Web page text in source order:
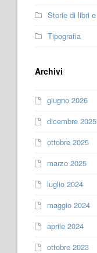
Storie di libri
Tipografia
Archivi
giugno 2026
dicembre 2025
ottobre 2025
marzo 2025
luglio 2024
maggio 2024
aprile 2024
ottobre 2023